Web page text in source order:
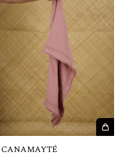
CANAMAYTÉ